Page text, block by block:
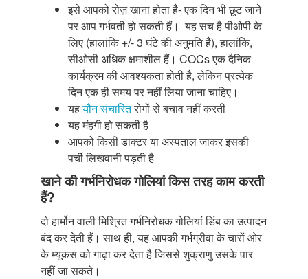
इसे आपको रोज़ खाना होता है- एक दिन भी छूट जाने
पर आप गर्भवती हो सकती हैं। यह सच है पीओपी के
लिए (हालांकि +/- 3 घंटे की अनुमति है), हालांकि,
सीओसी अधिक क्षमाशील हैं। COCs एक दैनिक
कार्यक्रम की आवश्यकता होती है, लेकिन प्रत्येक
दिन एक ही समय पर नहीं लिया जाना चाहिए।
यहयौन संचारितरोगों से बचाव नहीं करती
यह मंहगी हो सकती है
आपको किसी डाक्टर या अस्पताल जाकर इसकी
पर्ची लिखवानी पड़ती है
खाने की गर्भनिरोधक गोलियां किस तरह काम करती
हैं?
दो हार्मोन वाली मिश्रित गर्भनिरोधक गोलियां डिंब का उत्पादन
बंद कर देती हैं। साथ ही, यह आपकी गर्भग्रीवा के चारों ओर
के म्यूकस को गाढ़ा कर देता है जिससे शुक्राणु उसके पार
नहीं जा सकते।